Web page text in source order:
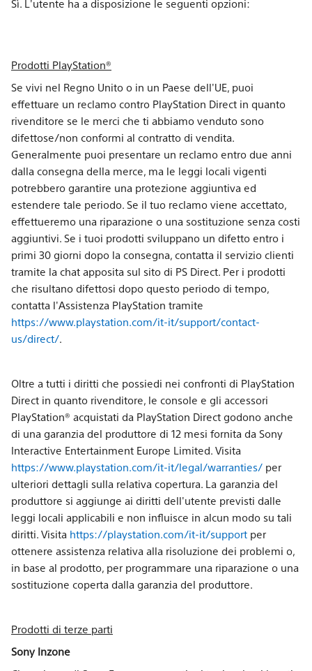
Sì. L'utente ha a disposizione le seguenti opzioni:
Prodotti PlayStation®
Se vivi nel Regno Unito o in un Paese dell'UE, puoi
effettuare un reclamo contro PlayStation Direct in quanto
rivenditore se le merci che ti abbiamo venduto sono
difettose/non conformi al contratto di vendita.
Generalmente puoi presentare un reclamo entro due anni
dalla consegna della merce, ma le leggi locali vigenti
potrebbero garantire una protezione aggiuntiva ed
estendere tale periodo. Se il tuo reclamo viene accettato,
effettueremo una riparazione o una sostituzione senza costi
aggiuntivi. Se i tuoi prodotti sviluppano un difetto entro i
primi 30 giorni dopo la consegna, contatta il servizio clienti
tramite la chat apposita sul sito di PS Direct. Per i prodotti
che risultano difettosi dopo questo periodo di tempo,
contatta l'Assistenza PlayStation tramite
https://www.playstation.com/it-it/support/contact-
us/direct/.
Oltre a tutti i diritti che possiedi nei confronti di PlayStation
Direct in quanto rivenditore, le console e gli accessori
PlayStation® acquistati da PlayStation Direct godono anche
di una garanzia del produttore di 12 mesi fornita da Sony
Interactive Entertainment Europe Limited. Visita
https://www.playstation.com/it-it/legal/warranties/ per
ulteriori dettagli sulla relativa copertura. La garanzia del
produttore si aggiunge ai diritti dell'utente previsti dalle
leggi locali applicabili e non influisce in alcun modo su tali
diritti. Visita https://playstation.com/it-it/support per
ottenere assistenza relativa alla risoluzione dei problemi o,
in base al prodotto, per programmare una riparazione o una
sostituzione coperta dalla garanzia del produttore.
Prodotti di terze parti
Sony Inzone